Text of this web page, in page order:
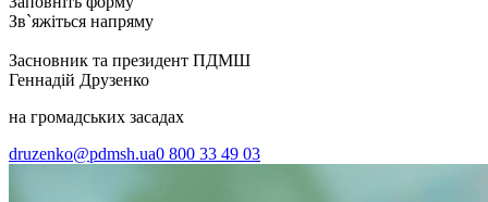
Зв`яжіться напряму
Засновник та президент ПДМШ
Геннадій Друзенко
на громадських засадах
druzenko@pdmsh.ua0 800 33 49 03